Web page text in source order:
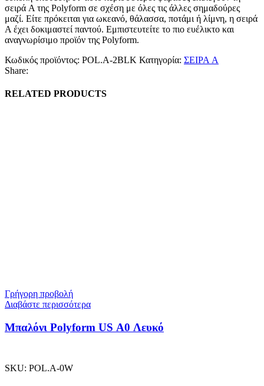
σειρά A της Polyform σε σχέση με όλες τις άλλες σημαδούρες
μαζί. Είτε πρόκειται για ωκεανό, θάλασσα, ποτάμι ή λίμνη, η σειρά
A έχει δοκιμαστεί παντού. Εμπιστευτείτε το πιο ευέλικτο και
αναγνωρίσιμο προϊόν της Polyform.
Κωδικός προϊόντος: POL.A-2BLK Κατηγορία: ΣΕΙΡΑ A
Share:
RELATED PRODUCTS
Γρήγορη προβολή
Διαβάστε περισσότερα
Μπαλόνι Polyform US A0 Λευκό
SKU: POL.A-0W